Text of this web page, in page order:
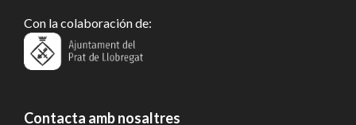
Con la colaboración de:
Contacta amb nosaltres